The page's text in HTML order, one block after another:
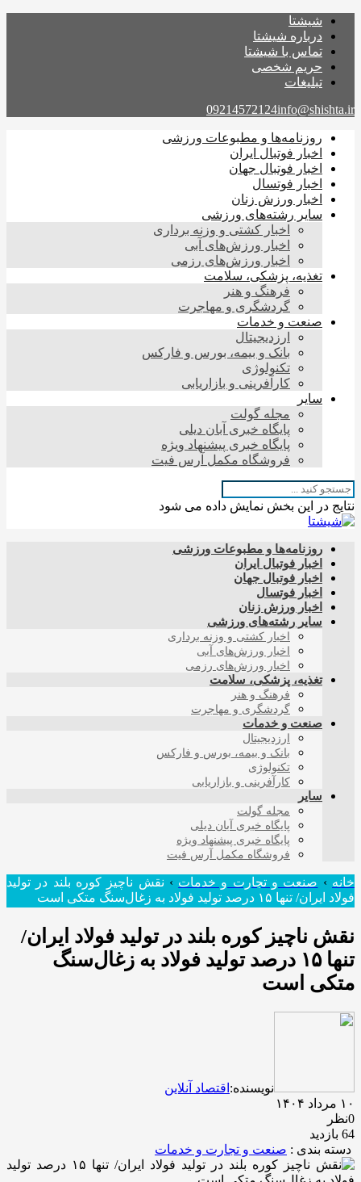
شیشتا
درباره شیشتا
تماس با شیشتا
حریم شخصی
تبلیغات
09214572124info@shishta.ir
روزنامه‌ها و مطبوعات ورزشی
اخبار فوتبال ایران
اخبار فوتبال جهان
اخبار فوتسال
اخبار ورزش زنان
سایر رشته‌های ورزشی
اخبار کشتی و وزنه برداری
اخبار ورزش‌های آبی
اخبار ورزش‌های رزمی
تغذیه، پزشکی، سلامت
فرهنگ و هنر
گردشگری و مهاجرت
صنعت و خدمات
ارزدیجیتال
بانک و بیمه، بورس و فارکس
تکنولوژی
کارآفرینی و بازاریابی
سایر
مجله گولت
پایگاه خبری آبان دیلی
پایگاه خبری پیشنهاد ویژه
فروشگاه مکمل آرس فیت
نتایج در این بخش نمایش داده می شود
روزنامه‌ها و مطبوعات ورزشی
اخبار فوتبال ایران
اخبار فوتبال جهان
اخبار فوتسال
اخبار ورزش زنان
سایر رشته‌های ورزشی
اخبار کشتی و وزنه برداری
اخبار ورزش‌های آبی
اخبار ورزش‌های رزمی
تغذیه، پزشکی، سلامت
فرهنگ و هنر
گردشگری و مهاجرت
صنعت و خدمات
ارزدیجیتال
بانک و بیمه، بورس و فارکس
تکنولوژی
کارآفرینی و بازاریابی
سایر
مجله گولت
پایگاه خبری آبان دیلی
پایگاه خبری پیشنهاد ویژه
فروشگاه مکمل آرس فیت
خانه › صنعت و تجارت و خدمات › نقش ناچیز کوره بلند در تولید
فولاد ایران/ تنها ۱۵ درصد تولید فولاد به زغال‌سنگ متکی است
نقش ناچیز کوره بلند در تولید فولاد ایران/
تنها ۱۵ درصد تولید فولاد به زغال‌سنگ
متکی است
نویسنده: اقتصاد آنلاین
۱۰ مرداد ۱۴۰۴
0نظر
64 بازدید
دسته بندی : صنعت و تجارت و خدمات